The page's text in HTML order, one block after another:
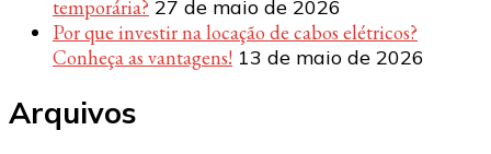
temporária? 27 de maio de 2026
Por que investir na locação de cabos elétricos?
Conheça as vantagens! 13 de maio de 2026
Arquivos